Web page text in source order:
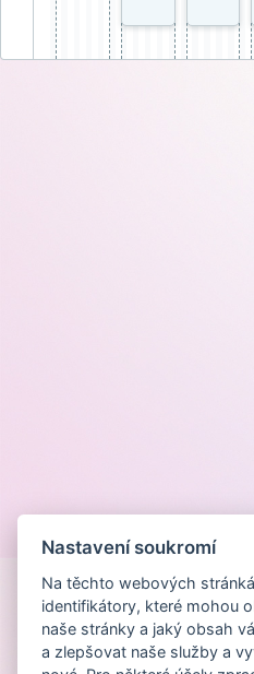
Nastavení soukromí
Na těchto webových
identifikátory, které mohou
naše stránky a jaký obsah
a zlepšovat naše služby a